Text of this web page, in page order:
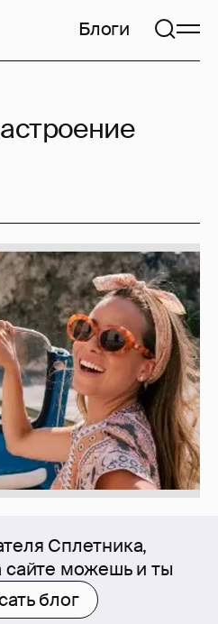
Блоги
Сплетника,
сайте можешь и ты
блог